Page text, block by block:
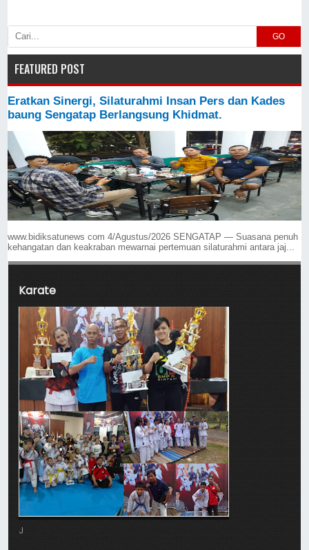
GO
FEATURED POST
Eratkan Sinergi, Silaturahmi Insan Pers dan Kades
baung Sengatap Berlangsung Khidmat.
www.bidiksatunews com 4/Agustus/2026 SENGATAP — Suasana penuh
kehangatan dan keakraban mewarnai pertemuan silaturahmi antara jaj...
Karate
J